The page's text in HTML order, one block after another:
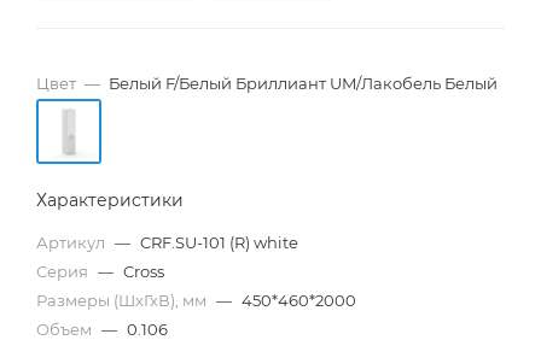
Цвет — Белый F/Белый Бриллиант UM/Лакобель Белый
Характеристики
Артикул — CRF.SU-101 (R) white
Серия — Cross
Размеры (ШхГхВ), мм — 450*460*2000
Объем — 0.106